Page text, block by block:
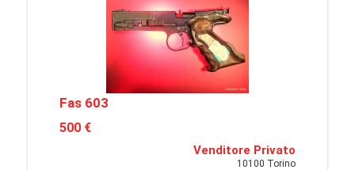
Fas 603
500 €
Venditore Privato
10100 Torino